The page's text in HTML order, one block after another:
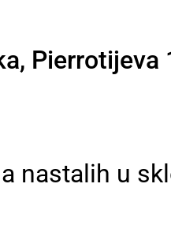
Pierrotijeva
nastalih u